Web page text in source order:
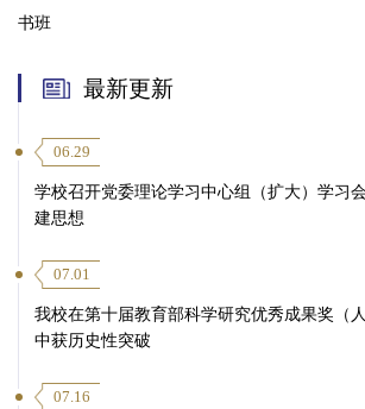
书班
最新更新
06.29
学校召开党委理论学习中心组（扩大）学习
建思想
07.01
我校在第十届教育部科学研究优秀成果奖（
中获历史性突破
07.16